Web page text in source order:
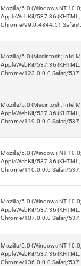
Mozilla/5.0 (Windows NT
AppleWebKit/537.36 (KHTML,
Chrome/99.0.4844.51 Safari/
Mozilla/5.0 (Macintosh; Intel
AppleWebKit/537.36 (KHTML,
Chrome/123.0.0.0 Safari/
Mozilla/5.0 (Macintosh; Intel
AppleWebKit/537.36 (KHTML,
Chrome/119.0.0.0 Safari/
Mozilla/5.0 (Windows NT
AppleWebKit/537.36 (KHTML,
Chrome/110.0.0.0 Safari/
Mozilla/5.0 (Windows NT
AppleWebKit/537.36 (KHTML,
Chrome/107.0.0.0 Safari/
Mozilla/5.0 (Windows NT
AppleWebKit/537.36 (KHTML,
Chrome/136.0.0.0 Safari/